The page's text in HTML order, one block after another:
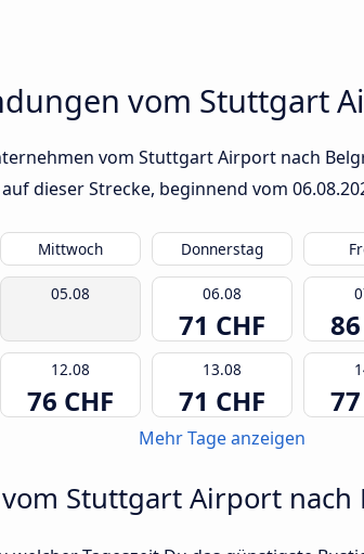
vom Stuttgart
vom Stuttgart Airport nach
dieser Strecke, beginnend vom
Mittwoch Donnerstag
05.08 06.08
71 CHF
12.08
76 CHF
13.08
71 CHF
Mehr Tage anzeigen
Stuttgart Airport nach